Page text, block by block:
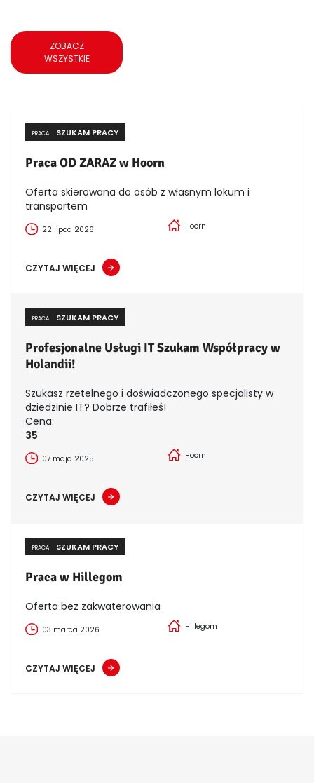
ZOBACZ
WSZYSTKIE
PRACA SZUKAM PRACY
Praca OD ZARAZ w Hoorn
Oferta skierowana do osób z własnym lokum i
transportem
22 lipca 2026 Hoorn
CZYTAJ WIĘCEJ
PRACA SZUKAM PRACY
Profesjonalne Usługi IT Szukam Współpracy w
Holandii!
Szukasz rzetelnego i doświadczonego specjalisty w
dziedzinie IT? Dobrze trafiłeś!
Cena:
35
07 maja 2025 Hoorn
CZYTAJ WIĘCEJ
PRACA SZUKAM PRACY
Praca w Hillegom
Oferta bez zakwaterowania
03 marca 2026 Hillegom
CZYTAJ WIĘCEJ